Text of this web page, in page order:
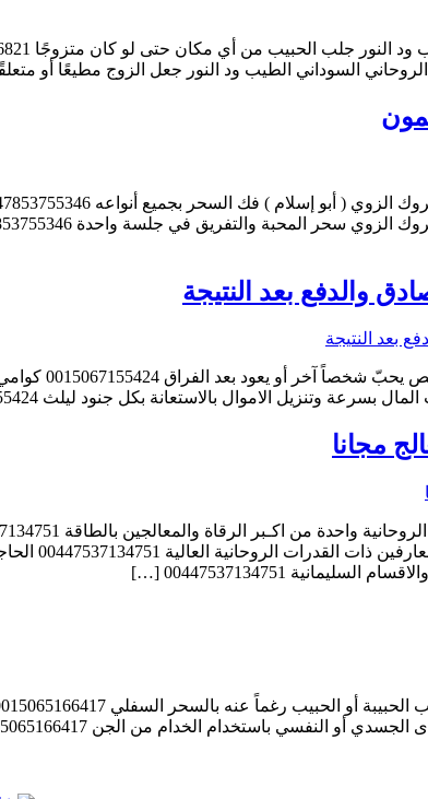
والدفع بعد النتيجة
مجانا
00447537134751 […]
0015065166417 الشيخ الروحاني علام لزهاري يرسل الجن للتجسس أو سرقة أشياء أو تخويف الناس 0015065166417 […]